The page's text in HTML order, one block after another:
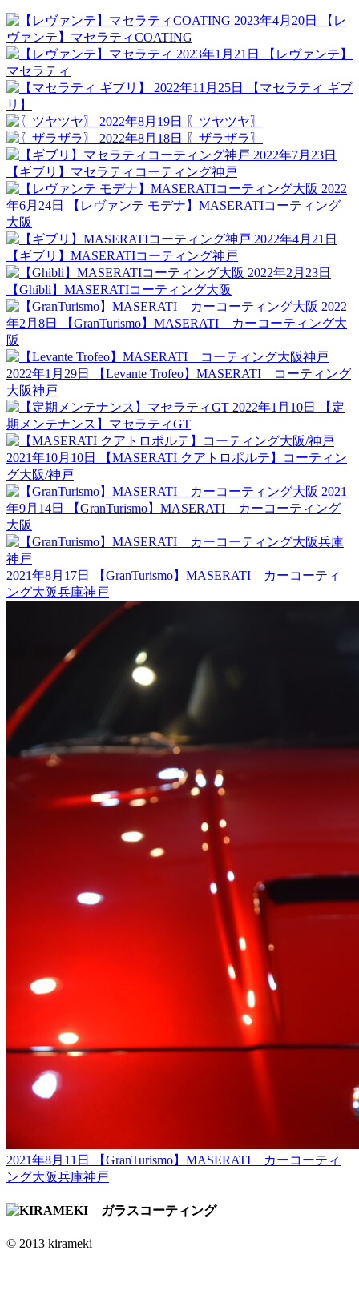
2023年4月20日
【レ
ヴァンテ】マセラティCOATING
2023年1月21日
【レヴァンテ】
マセラティ
2022年11月25日
【マセラティ ギブ
リ】
2022年8月19日
〖ツヤツヤ〗
2022年8月18日
〖ザラザラ〗
2022年7月23日
【ギブリ】マセラティコーティング神戸
2022
年6月24日
【レヴァンテ モデナ】MASERATIコーティング
大阪
2022年4月21日
【ギブリ】MASERATIコーティング神戸
2022年2月23日
【Ghibli】MASERATIコーティング大阪
2022
年2月8日
【GranTurismo】MASERATI カーコーティング大
阪
2022年1月29日
【Levante Trofeo】MASERATI コーティング
大阪神戸
2022年1月10日
【定
期メンテナンス】マセラティGT
2021年10月10日
【MASERATI クアトロポルテ】コーティン
グ大阪/神戸
2021
年9月14日
【GranTurismo】MASERATI カーコーティング
大阪
2021年8月17日
【GranTurismo】MASERATI カーコーティ
ング大阪兵庫神戸
2021年8月11日
【GranTurismo】MASERATI カーコーティ
ング大阪兵庫神戸
© 2013 kirameki